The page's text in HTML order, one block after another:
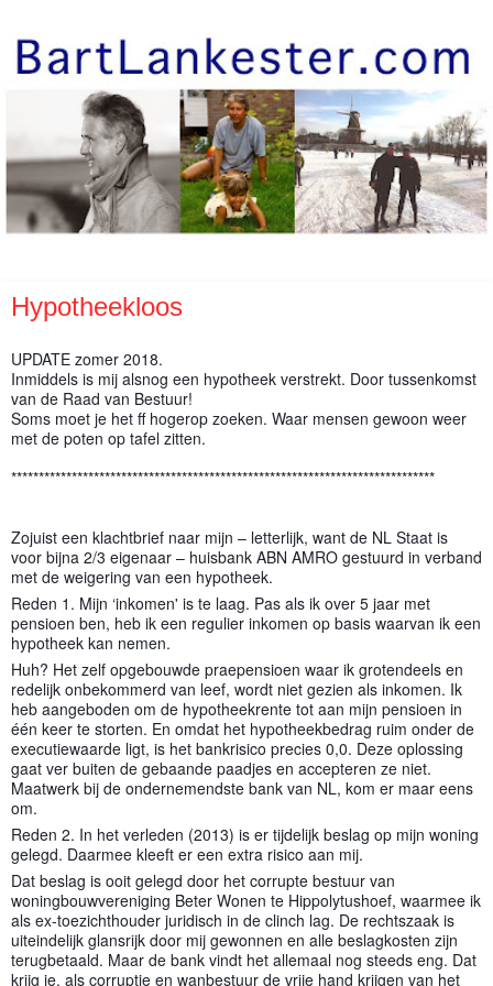
Hypotheekloos
UPDATE zomer 2018.
Inmiddels is mij alsnog een hypotheek verstrekt. Door tussenkomst
van de Raad van Bestuur!
Soms moet je het ff hogerop zoeken. Waar mensen gewoon weer
met de poten op tafel zitten.
*****************************************************************************
Zojuist een klachtbrief naar mijn – letterlijk, want de NL Staat is
voor bijna 2/3 eigenaar – huisbank ABN AMRO gestuurd in verband
met de weigering van een hypotheek.
Reden 1. Mijn ‘inkomen' is te laag. Pas als ik over 5 jaar met
pensioen ben, heb ik een regulier inkomen op basis waarvan ik een
hypotheek kan nemen.
Huh? Het zelf opgebouwde praepensioen waar ik grotendeels en
redelijk onbekommerd van leef, wordt niet gezien als inkomen. Ik
heb aangeboden om de hypotheekrente tot aan mijn pensioen in
één keer te storten. En omdat het hypotheekbedrag ruim onder de
executiewaarde ligt, is het bankrisico precies 0,0. Deze oplossing
gaat ver buiten de gebaande paadjes en accepteren ze niet.
Maatwerk bij de ondernemendste bank van NL, kom er maar eens
om.
Reden 2. In het verleden (2013) is er tijdelijk beslag op mijn woning
gelegd. Daarmee kleeft er een extra risico aan mij.
Dat beslag is ooit gelegd door het corrupte bestuur van
woningbouwvereniging Beter Wonen te Hippolytushoef, waarmee ik
als ex-toezichthouder juridisch in de clinch lag. De rechtszaak is
uiteindelijk glansrijk door mij gewonnen en alle beslagkosten zijn
terugbetaald. Maar de bank vindt het allemaal nog steeds eng. Dat
krijg je, als corruptie en wanbestuur de vrije hand krijgen van het